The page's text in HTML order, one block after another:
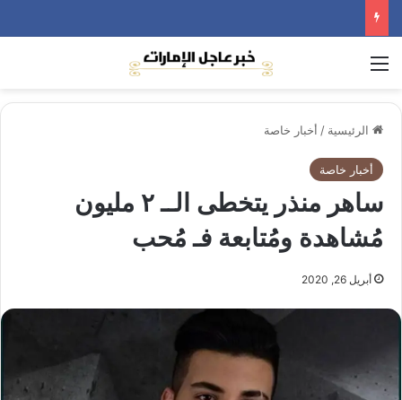
القائمة
الرئيسية / أخبار خاصة
أخبار خاصة
ساهر منذر يتخطى الــ ٢ مليون
مُشاهدة ومُتابعة فـ مُحب
أبريل 26, 2020